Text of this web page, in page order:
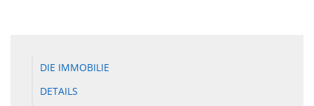
DIE IMMOBILIE
DETAILS